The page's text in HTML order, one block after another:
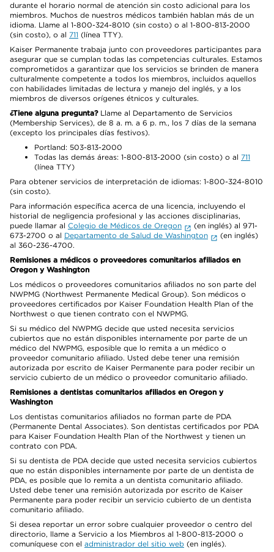
durante el horario normal de atención sin costo adicional para los
miembros. Muchos de nuestros médicos también hablan más de un
idioma. Llame al 1-800-324-8010 (sin costo) o al 1-800-813-2000
(sin costo), o al 711 (línea TTY).
Kaiser Permanente trabaja junto con proveedores participantes para
asegurar que se cumplan todas las competencias culturales. Estamos
comprometidos a garantizar que los servicios se brinden de manera
culturalmente competente a todos los miembros, incluidos aquellos
con habilidades limitadas de lectura y manejo del inglés, y a los
miembros de diversos orígenes étnicos y culturales.
¿Tiene alguna pregunta?Llame al Departamento de Servicios
(Membership Services), de 8 a. m. a 6 p. m., los 7 días de la semana
(excepto los principales días festivos).
Portland: 503-813-2000
Todas las demás áreas: 1-800-813-2000 (sin costo) o al 711
(línea TTY)
Para obtener servicios de interpretación de idiomas: 1-800-324-8010
(sin costo).
Para información específica acerca de una licencia, incluyendo el
historial de negligencia profesional y las acciones disciplinarias,
puede llamar al Colegio de Médicos de Oregon
(en inglés) al 971-
673-2700 o al Departamento de Salud de Washington
(en inglés)
al 360-236-4700.
Remisiones a médicos o proveedores comunitarios afiliados en
Oregon y Washington
Los médicos o proveedores comunitarios afiliados no son parte del
NWPMG (Northwest Permanente Medical Group). Son médicos o
proveedores certificados por Kaiser Foundation Health Plan of the
Northwest o que tienen contrato con el NWPMG.
Si su médico del NWPMG decide que usted necesita servicios
cubiertos que no están disponibles internamente por parte de un
médico del NWPMG, esposible que lo remita a un médico o
proveedor comunitario afiliado. Usted debe tener una remisión
autorizada por escrito de Kaiser Permanente para poder recibir un
servicio cubierto de un médico o proveedor comunitario afiliado.
Remisiones a dentistas comunitarios afiliados en Oregon y
Washington
Los dentistas comunitarios afiliados no forman parte de PDA
(Permanente Dental Associates). Son dentistas certificados por PDA
para Kaiser Foundation Health Plan of the Northwest y tienen un
contrato con PDA.
Si su dentista de PDA decide que usted necesita servicios cubiertos
que no están disponibles internamente por parte de un dentista de
PDA, es posible que lo remita a un dentista comunitario afiliado.
Usted debe tener una remisión autorizada por escrito de Kaiser
Permanente para poder recibir un servicio cubierto de un dentista
comunitario afiliado.
Si desea reportar un error sobre cualquier proveedor o centro del
directorio, llame a Servicio a los Miembros al 1-800-813-2000 o
comuníquese con el administrador del sitio web (en inglés).